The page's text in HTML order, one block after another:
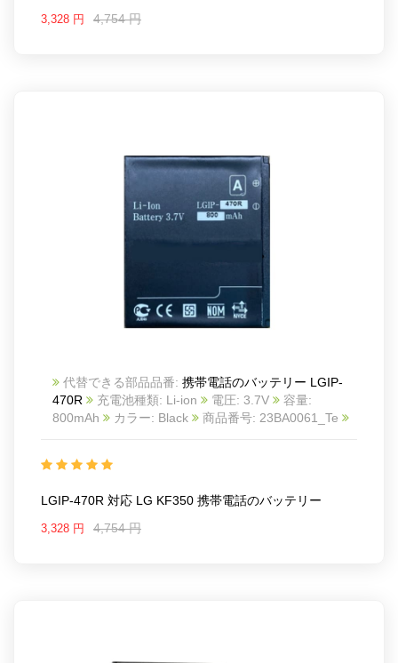
3,328 円 4,754 円
代替できる部品品番: 携帯電話のバッテリー LGIP-
470R
充電池種類: Li-ion 電圧: 3.7V
800mAh
カラー: Black
商品番号: 23BA0061_Te
LGIP-470R 対応 LG KF350 携帯電話のバッテリー
3,328 円 4,754 円